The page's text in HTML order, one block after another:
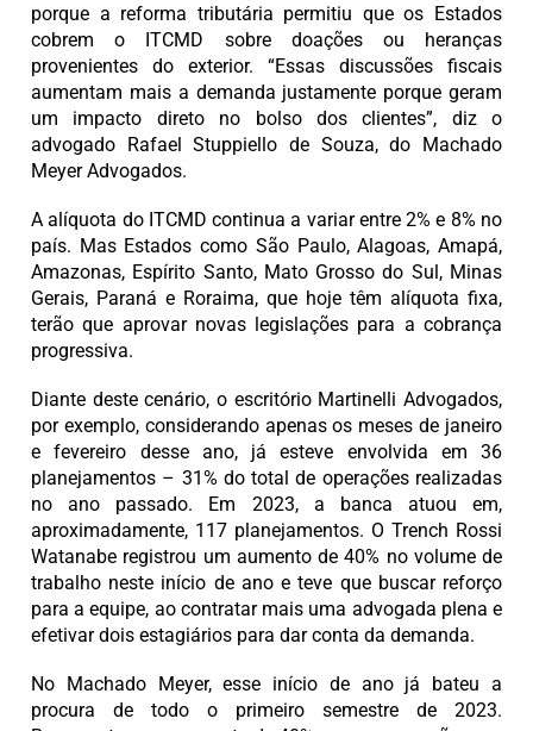
porque a reforma tributária permitiu que os Estados
cobrem o ITCMD sobre doações ou heranças
provenientes do exterior. “Essas discussões fiscais
aumentam mais a demanda justamente porque geram
um impacto direto no bolso dos clientes”, diz o
advogado Rafael Stuppiello de Souza, do Machado
Meyer Advogados.
A alíquota do ITCMD continua a variar entre 2% e 8% no
país. Mas Estados como São Paulo, Alagoas, Amapá,
Amazonas, Espírito Santo, Mato Grosso do Sul, Minas
Gerais, Paraná e Roraima, que hoje têm alíquota fixa,
terão que aprovar novas legislações para a cobrança
progressiva.
Diante deste cenário, o escritório Martinelli Advogados,
por exemplo, considerando apenas os meses de janeiro
e fevereiro desse ano, já esteve envolvida em 36
planejamentos – 31% do total de operações realizadas
no ano passado. Em 2023, a banca atuou em,
aproximadamente, 117 planejamentos. O Trench Rossi
Watanabe registrou um aumento de 40% no volume de
trabalho neste início de ano e teve que buscar reforço
para a equipe, ao contratar mais uma advogada plena e
efetivar dois estagiários para dar conta da demanda.
No Machado Meyer, esse início de ano já bateu a
procura de todo o primeiro semestre de 2023.